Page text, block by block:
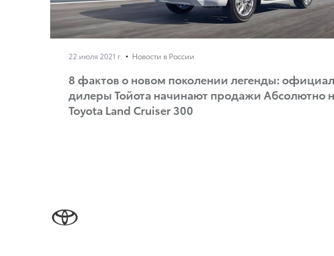
22 июля 2021 г. Новости в России
8 фактов о новом поколении легенды:
дилеры Тойота начинают продажи Абсолютно
Toyota Land Cruiser 300